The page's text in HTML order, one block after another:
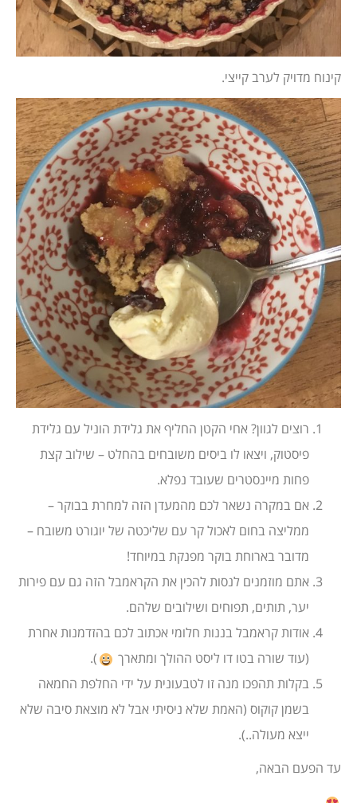
קינוח מדויק לערב קייצי.
רוצים לגוון? אחי הקטן החליף את גלידת הוניל עם גלידת
פיסטוק, ויצאו לו ביסים משובחים בהחלט – שילוב קצת
פחות מיינסטרים שעובד נפלא.
אם במקרה נשאר לכם מהמעדן הזה למחרת בבוקר –
ממליצה בחום לאכול קר עם שליכטה של יוגורט משובח –
מדובר בארוחת בוקר מפנקת במיוחד!
אתם מוזמנים לנסות להכין את הקראמבל הזה גם עם פירות
יער, תותים, תפוחים ושילובים שלהם.
אודות קראמבל בננות חלומי אכתוב לכם בהזדמנות אחרת
(עוד שורה בטו דו ליסט ההולך ומתארך
).
בקלות תהפכו מנה זו לטבעונית על ידי החלפת החמאה
בשמן קוקוס (האמת שלא ניסיתי אבל לא מוצאת סיבה שלא
ייצא מעולה..).
עד הפעם הבאה,